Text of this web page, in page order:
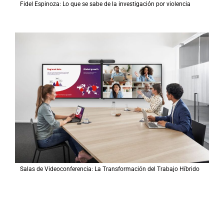
Fidel Espinoza: Lo que se sabe de la investigación por violencia
Salas de Videoconferencia: La Transformación del Trabajo Híbrido